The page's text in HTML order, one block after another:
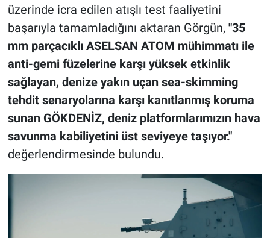
üzerinde icra edilen atışlı test faaliyetini
başarıyla tamamladığını aktaran Görgün, "35
mm parçacıklı ASELSAN ATOM mühimmatı ile
anti-gemi füzelerine karşı yüksek etkinlik
sağlayan, denize yakın uçan sea-skimming
tehdit senaryolarına karşı kanıtlanmış koruma
sunan GÖKDENİZ, deniz platformlarımızın hava
savunma kabiliyetini üst seviyeye taşıyor."
değerlendirmesinde bulundu.